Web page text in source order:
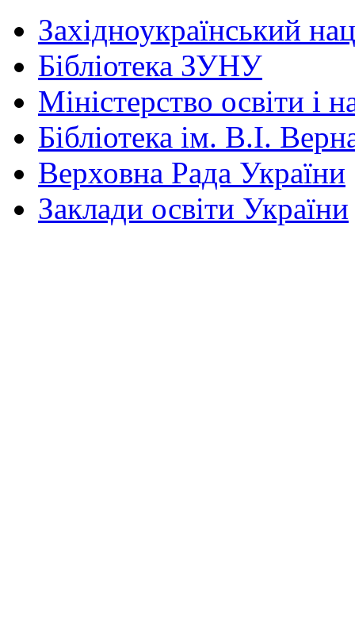
Західноукраїнський
Бібліотека ЗУНУ
Міністерство освіти і
Бібліотека ім. В.І.
Верховна Рада України
Заклади освіти України